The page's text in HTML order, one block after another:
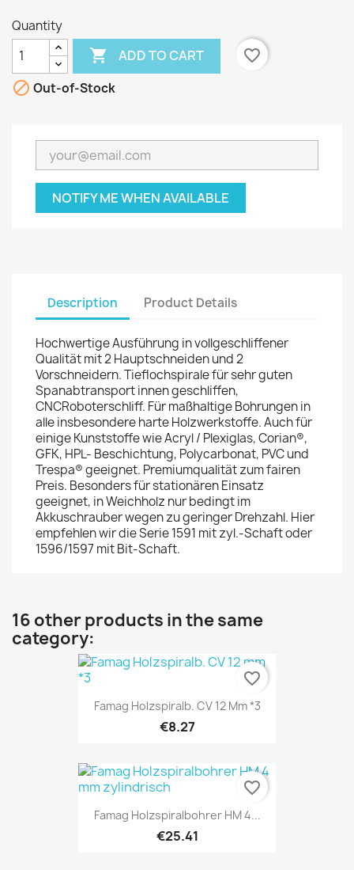
Quantity
 ADD TO CART
favorite_border
 Out-of-Stock
NOTIFY ME WHEN AVAILABLE
Description Product Details
Hochwertige Ausführung in vollgeschliffener
Qualität mit 2 Hauptschneiden und 2
Vorschneidern. Tieflochspirale für sehr guten
Spanabtransport innen geschliffen,
CNCRoboterschliff. Für maßhaltige Bohrungen in
alle insbesondere harte Holzwerkstoffe. Auch für
einige Kunststoffe wie Acryl / Plexiglas, Corian®,
GFK, HPL- Beschichtung, Polycarbonat, PVC und
Trespa® geeignet. Premiumqualität zum fairen
Preis. Besonders für stationären Einsatz
geeignet, in Weichholz nur bedingt im
Akkuschrauber wegen zu geringer Drehzahl. Hier
empfehlen wir die Serie 1591 mit zyl.-Schaft oder
1596/1597 mit Bit-Schaft.
16 other products in the same
category:
Famag Holzspiralb. CV 12 Mm *3
€8.27
favorite_border
Famag Holzspiralbohrer HM 4...
€25.41
favorite_border